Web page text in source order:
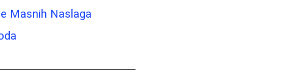
Masnih Naslaga